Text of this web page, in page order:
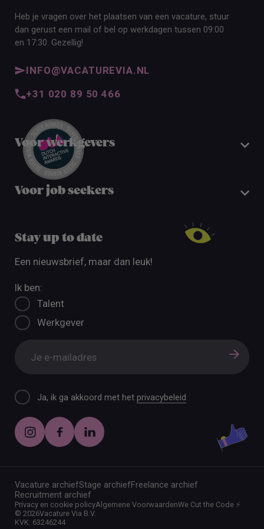
Heb je vragen over het plaatsen van een vacature, stuur
dan gerust een mail of bel op werkdagen tussen 09:00
en 17:30. Gezellig!
INFO@VACATUREVIA.NL
+31 020 89 50 466
Voor werkgevers
Voor job seekers
Stay up to date
Een nieuwsbrief, maar dan leuk!
Ik ben:
Talent
Werkgever
Ja, ik ga akkoord met hetprivacybeleid
Vacature archiefStage archiefFreelance archief
Recruitment archief
©2026Vacature Via B.V.
KVK: 63246244
Privacy en cookie policyAlgemene VoorwaardenWe Cut the Code ⚡️